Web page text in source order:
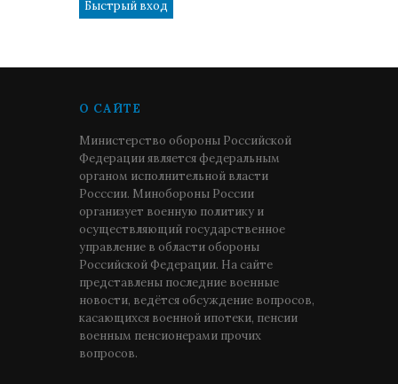
О САЙТЕ
Министерство обороны Российской
Федерации является федеральным
органом исполнительной власти
Росссии. Минобороны России
организует военную политику и
осуществляющий государственное
управление в области обороны
Российской Федерации. На сайте
представлены последние военные
новости, ведётся обсуждение вопросов,
касающихся военной ипотеки, пенсии
военным пенсионерами прочих
вопросов.